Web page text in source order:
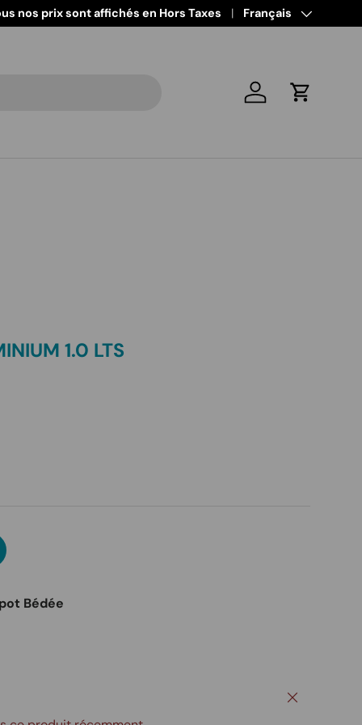
nos prix sont affichés en Hors Taxes Langue
Français
Se connecter
Panier
1.0 LTS
Bédée
Fermer